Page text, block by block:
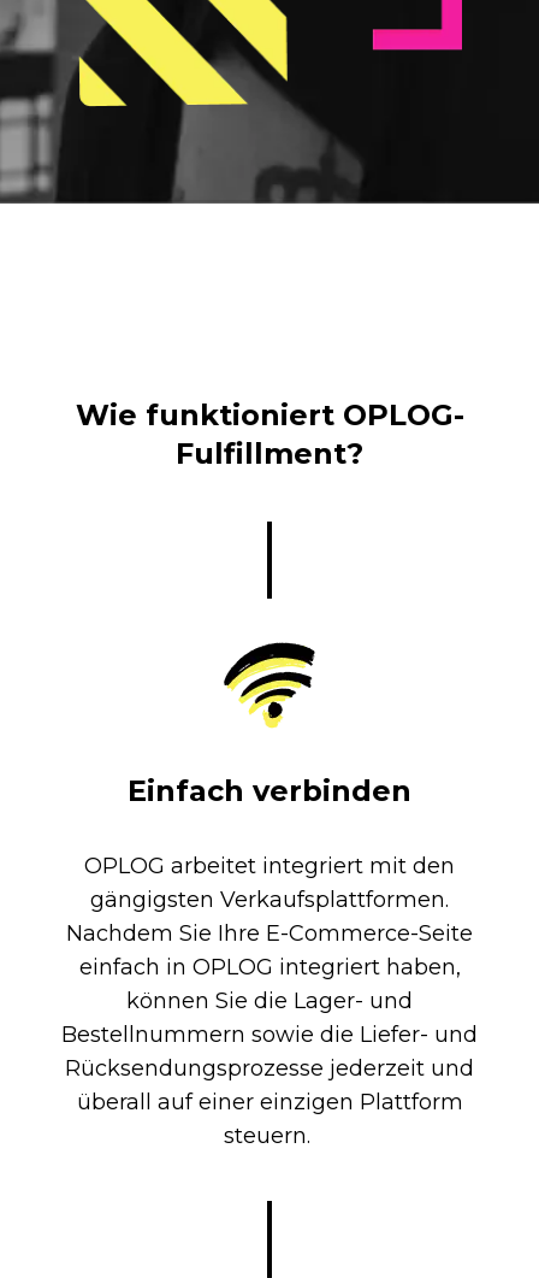
Wie funktioniert OPLOG-
Fulfillment?
Einfach verbinden
OPLOG arbeitet integriert mit den
gängigsten Verkaufsplattformen.
Nachdem Sie Ihre E-Commerce-Seite
einfach in OPLOG integriert haben,
können Sie die Lager- und
Bestellnummern sowie die Liefer- und
Rücksendungsprozesse jederzeit und
überall auf einer einzigen Plattform
steuern.